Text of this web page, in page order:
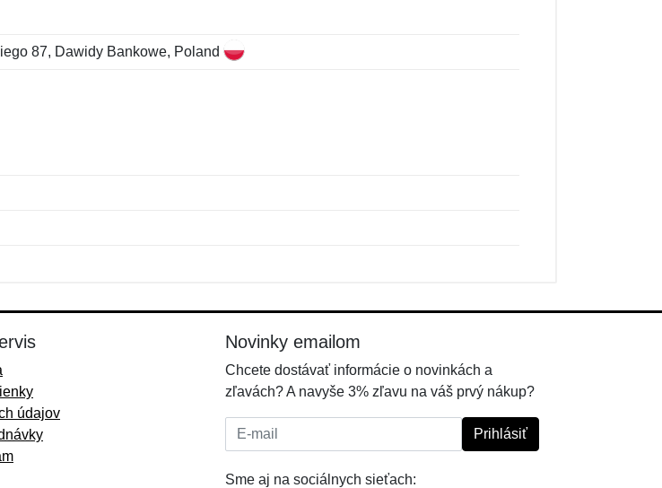
87, Dawidy Bankowe, Poland
údajov
Novinky emailom
Chcete dostávať informácie o novinkách a
zľavách? A navyše 3% zľavu na váš prvý nákup?
E-mail: Prihlásiť
Sme aj na sociálnych sieťach: